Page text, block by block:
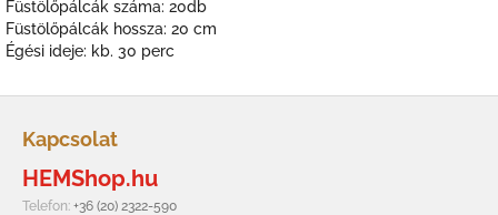
Füstölőpálcák száma: 20db
Füstölőpálcák hossza: 20 cm
Égési ideje: kb. 30 perc
Kapcsolat
HEMShop.hu
Telefon: +36 (20) 2322-590